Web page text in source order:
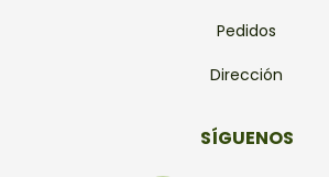
Pedidos
Dirección
SÍGUENOS